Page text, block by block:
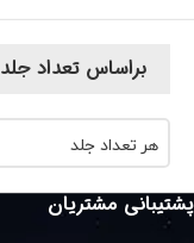
براساس تعداد جلد
هر تعداد جلد
پشتیبانی مشتریان